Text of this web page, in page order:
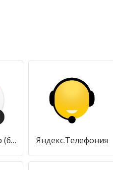
Яндекс.Браузер (бета) Яндекс.Телефония